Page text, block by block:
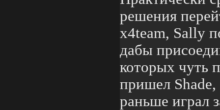
решения
x4team, Sally
дабы
которых чуть
пришел
раньше играл